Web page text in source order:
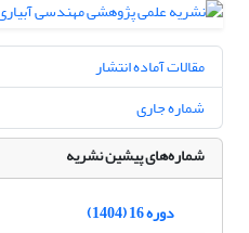
مقالات آماده انتشار
شماره جاری
شماره‌های پیشین نشریه
دوره 16 (1404)